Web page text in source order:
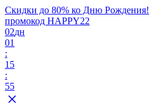
Скидки до 80% ко Дню Рождения!
промокод HAPPY22
02дн
01
:
15
:
55